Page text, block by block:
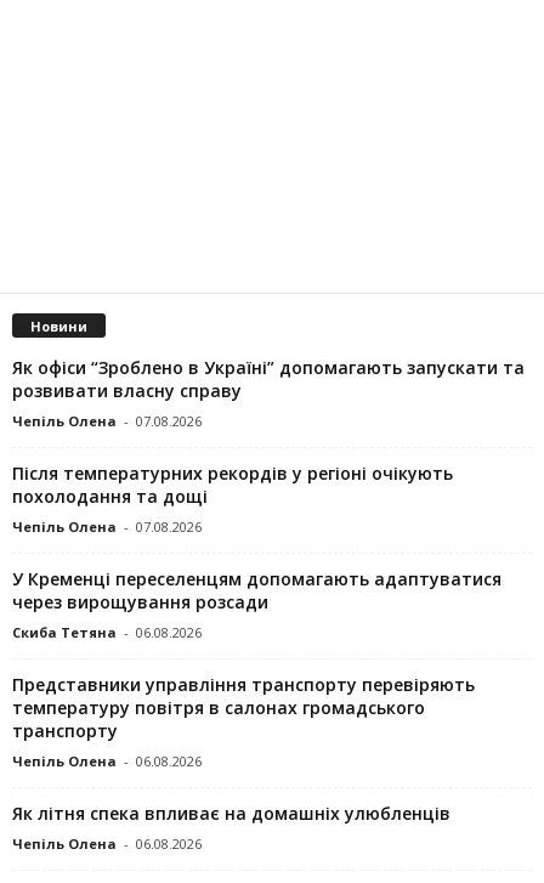
Новини
Як офіси “Зроблено в Україні” допомагають запускaти та
розвивати власну справу
Чепіль Олена - 07.08.2026
Після температурних рекордів у регіоні очікують
похолодання та дощі
Чепіль Олена - 07.08.2026
У Кременці переселенцям допомагають адаптуватися
через вирощування розсади
Скиба Тетяна - 06.08.2026
Представники управління транспорту перевіряють
температуру повітря в салонах громадського
транспорту
Чепіль Олена - 06.08.2026
Як літня спека впливає на домашніх улюбленців
Чепіль Олена - 06.08.2026